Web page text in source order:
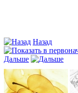
Назад
Дальше